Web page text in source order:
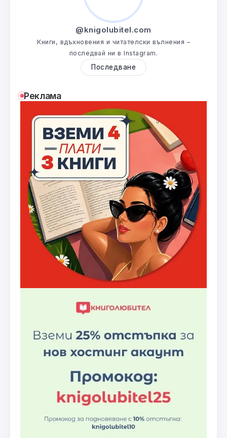
@knigolubitel.com
Книги, вдъхновения и читателски вълнения –
последвай ни в Instagram.
Последване
Реклама